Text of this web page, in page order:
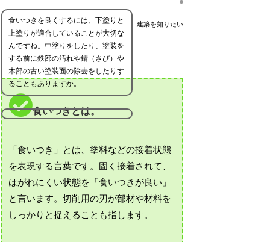
建築を知りたい
食いつきを良くするには、下塗りと
上塗りが適合していることが大切な
んですね。中塗りをしたり、塗装を
する前に鉄部の汚れや錆（さび）や
木部の古い塗装面の除去をしたりす
ることもありますか。
食いつきとは。
「食いつき」とは、塗料などの接着状態
を表現する言葉です。固く接着されて、
はがれにくい状態を「食いつきが良い」
と言います。切削用の刃が部材や材料を
しっかりと捉えることも指します。